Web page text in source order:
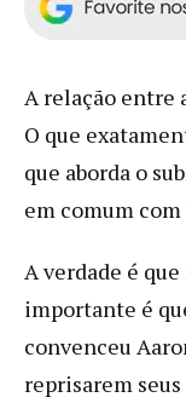
A relação entre
O que
que aborda o
em comum
A verdade é
importante é
convenceu
reprisarem